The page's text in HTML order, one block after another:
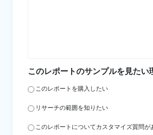
このレポートのサンプルを見たい
このレポートを購入したい
リサーチの範囲を知りたい
このレポートについてカスタマイズ質問が